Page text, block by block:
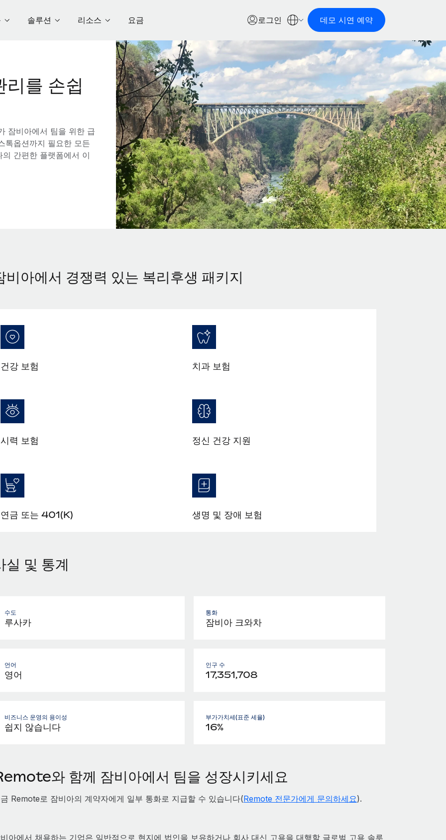
솔루션 리소스 요금 로그인 데모 시연 예약
리를 손쉽
잠비아에서 팀을 위한 급
톡옵션까지 필요한 모든
간편한 플랫폼에서 이
비아에서 경쟁력 있는 복리후생 패키지
건강 보험 치과 보험
시력 보험 정신 건강 지원
연금 또는 401(K) 생명 및 장애 보험
실 및 통계
수도
루사카
통화
잠비아 크와차
언어
영어
인구 수
17,351,708
비즈니스 운영의 용이성
쉽지 않습니다
부가가치세(표준 세율)
16%
와 함께 잠비아에서 팀을 성장시키세요
Remote로 잠비아의 계약자에게 일부 통화로 지급할 수 있습니다(Remote 전문가에게 문의하세요).
아에서 채용하는 기업은 일반적으로 현지에 법인을 보유하거나 회사 대신 고용을 대행할 글로벌 고용 솔루